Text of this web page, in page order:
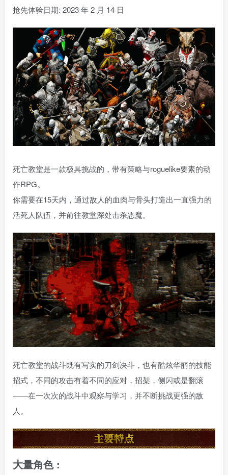
抢先体验日期: 2023 年 2 月 14 日
死亡教堂是一款极具挑战的，带有策略与roguelike要素的动
作RPG。
你需要在15天内，通过敌人的血肉与骨头打造出一直强力的
活死人队伍，并前往教堂深处击杀恶魔。
死亡教堂的战斗既有写实的刀剑决斗，也有酷炫华丽的技能
招式，不同的攻击有着不同的应对，招架，侧闪或是翻滚
——在一次次的战斗中观察与学习，并不断挑战更强的敌
人。
大量角色 :